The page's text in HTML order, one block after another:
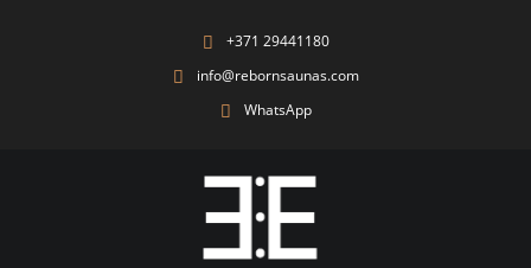
+371 29441180
info@rebornsaunas.com
WhatsApp